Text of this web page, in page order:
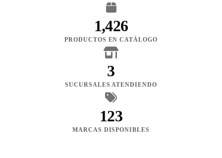
1,426
PRODUCTOS EN CATÁLOGO
3
SUCURSALES ATENDIENDO
123
MARCAS DISPONIBLES